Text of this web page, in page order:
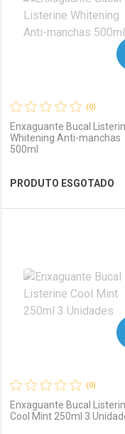
Ver Desconto
(0)
Enxaguante Bucal
Whitening Anti-manchas
500ml
PRODUTO ESGOTADO
AVISE-ME
Laboratório
Por Menos
(0)
Enxaguante Bucal
Cool Mint 250ml 3
AVISE-ME